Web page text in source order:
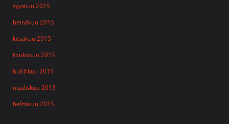
syyskuu 2015
heinäkuu 2015
kesäkuu 2015
toukokuu 2015
huhtikuu 2015
maaliskuu 2015
helmikuu 2015